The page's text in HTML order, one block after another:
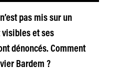
pas mis sur un
et ses
dénoncés. Comment
Bardem ?